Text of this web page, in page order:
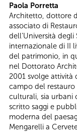
Paola Porretta
Architetto, dottore
associato di
dell’Università
internazionale di II
del patrimonio, in
nel Dottorato
2001 svolge
campo del restauro
culturali, sia urbani
scritto saggi e
moderna del
Mengarelli a